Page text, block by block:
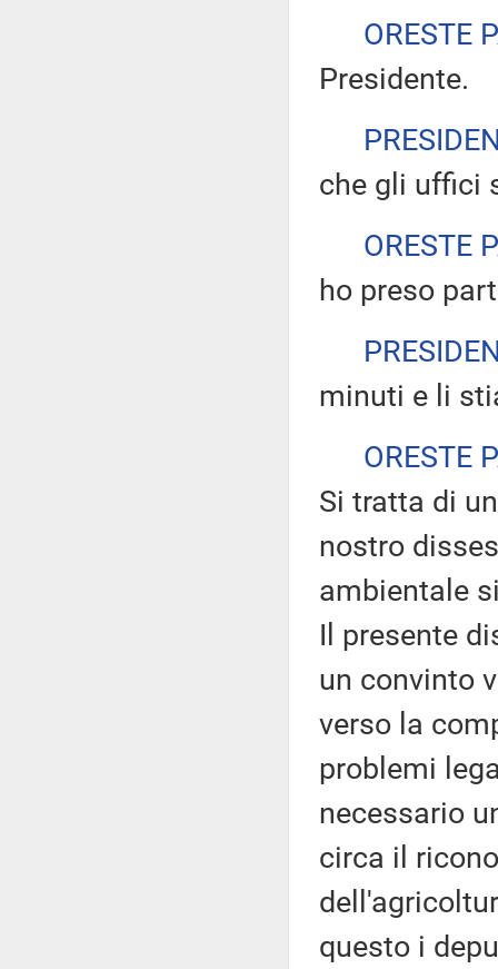
ORESTE
Presidente.
che gli uffici
ORESTE
ho preso
minuti e li
ORESTE
Si tratta di
nostro
ambientale
Il presente
un convinto
verso la
problemi
necessario
circa il
questo i